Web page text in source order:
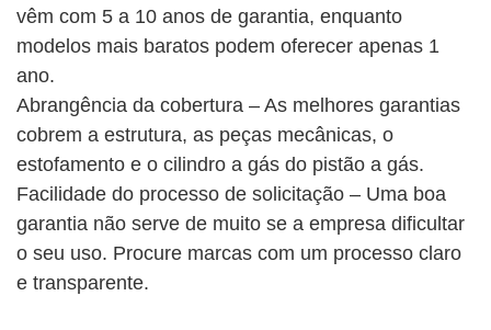
vêm com 5 a 10 anos de garantia, enquanto
modelos mais baratos podem oferecer apenas 1
ano.
Abrangência da cobertura – As melhores garantias
cobrem a estrutura, as peças mecânicas, o
estofamento e o cilindro a gás do pistão a gás.
Facilidade do processo de solicitação – Uma boa
garantia não serve de muito se a empresa dificultar
o seu uso. Procure marcas com um processo claro
e transparente.